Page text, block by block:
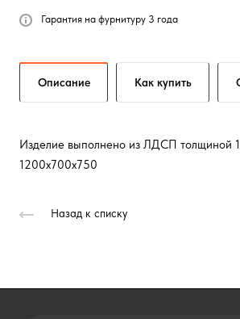
Гарантия на фурнитуру 3 года
Описание Как купить
Изделие выполнено из ЛДСП толщиной
1200х700х750
Назад к списку